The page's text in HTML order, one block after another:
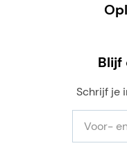
Blijf
Schrijf je